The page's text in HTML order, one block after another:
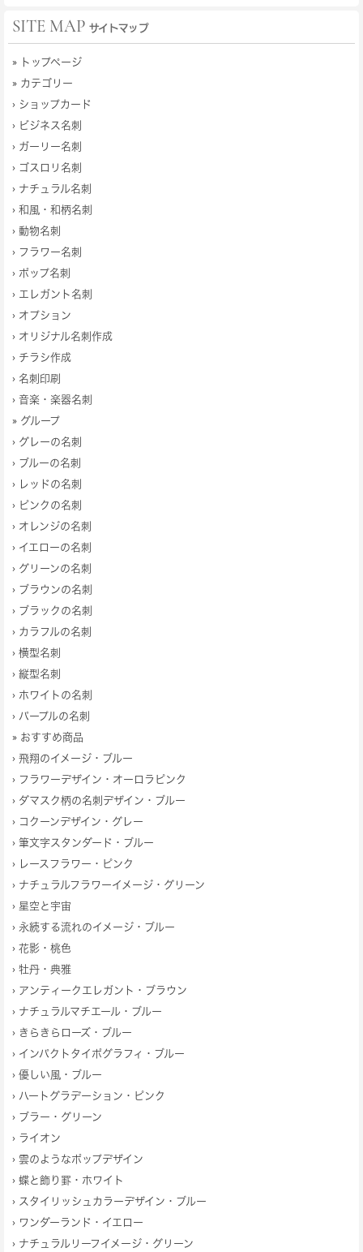
SITE MAP サイトマップ
»
トップページ
» カテゴリー
› ショップカード
› ビジネス名刺
› ガーリー名刺
› ゴスロリ名刺
› ナチュラル名刺
› 和風・和柄名刺
› 動物名刺
› フラワー名刺
› ポップ名刺
› エレガント名刺
› オプション
› オリジナル名刺作成
› チラシ作成
› 名刺印刷
› 音楽・楽器名刺
» グループ
› グレーの名刺
› ブルーの名刺
›
レッドの名刺
› ピンクの名刺
› オレンジの名刺
› イエローの名刺
› グリーンの名刺
› ブラウンの名刺
› ブラックの名刺
› カラフルの名刺
› 横型名刺
› 縦型名刺
› ホワイトの名刺
› パープルの名刺
» おすすめ商品
› 飛翔のイメージ・ブルー
› フラワーデザイン・オーロラピンク
› ダマスク柄の名刺デザイン・ブルー
› コクーンデザイン・グレー
› 筆文字スタンダード・ブルー
›
レースフラワー・ピンク
› ナチュラルフラワーイメージ・グリーン
› 星空と宇宙
› 永続する流れのイメージ・ブルー
› 花影・桃色
› 牡丹・典雅
› アンティークエレガント・ブラウン
› ナチュラルマチエール・ブルー
› きらきらローズ・ブルー
› インパクトタイポグラフィ・ブルー
› 優しい風・ブルー
› ハートグラデーション・ピンク
› ブラー・グリーン
› ライオン
› 雲のようなポップデザイン
› 蝶と飾り罫・ホワイト
› スタイリッシュカラーデザイン・ブルー
› ワンダーランド・イエロー
› ナチュラルリーフイメージ・グリーン